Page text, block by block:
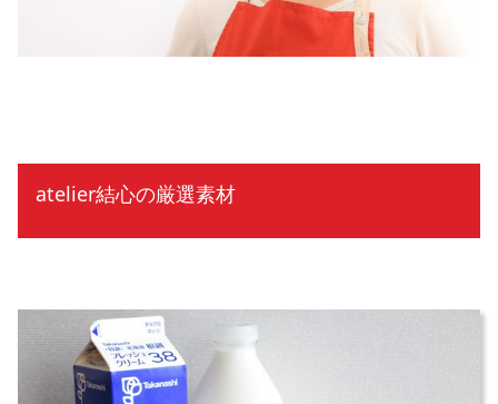
atelier結心の厳選素材